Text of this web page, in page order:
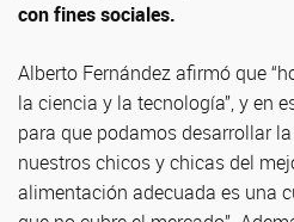
con fines sociales.
Alberto Fernández afirmó que
la ciencia y la tecnología”, y en
para que podamos desarrollar
nuestros chicos y chicas del
alimentación adecuada es una